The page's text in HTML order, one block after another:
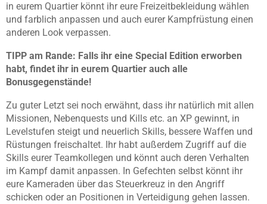
in eurem Quartier könnt ihr eure Freizeitbekleidung wählen
und farblich anpassen und auch eurer Kampfrüstung einen
anderen Look verpassen.
TIPP am Rande: Falls ihr eine Special Edition erworben
habt, findet ihr in eurem Quartier auch alle
Bonusgegenstände!
Zu guter Letzt sei noch erwähnt, dass ihr natürlich mit allen
Missionen, Nebenquests und Kills etc. an XP gewinnt, in
Levelstufen steigt und neuerlich Skills, bessere Waffen und
Rüstungen freischaltet. Ihr habt außerdem Zugriff auf die
Skills eurer Teamkollegen und könnt auch deren Verhalten
im Kampf damit anpassen. In Gefechten selbst könnt ihr
eure Kameraden über das Steuerkreuz in den Angriff
schicken oder an Positionen in Verteidigung gehen lassen.